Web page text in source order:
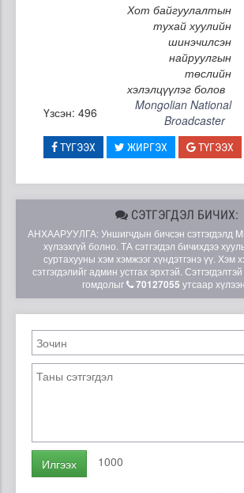
Хот байгуулалтын
тухай хуулийн
шинэчилсэн
найруулгын
төслийн
хэлэлцүүлэг болов
Үзсэн: 496
Mongolian National
Broadcaster
ТҮГЭЭХ ЖИРГЭХ ТҮГЭЭХ
СЭТГЭГДЭЛ БИЧИХ:
АНХААРУУЛГА: Уншигчдын бичсэн сэтгэгдэлд
хүлээхгүй болно. ТА сэтгэгдэл бичихдээ
суртахууны хэм хэмжээг хүндэтгэнэ үү. Хэм
сэтгэгдэлийг админ устгах эрхтэй.
гомдолыг
70127055 утсаар
Илгээх 1000